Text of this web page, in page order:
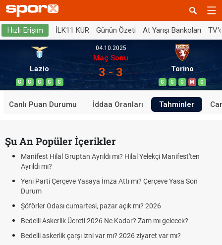
Hızlı Erişim İLK11 KUR Günün Özeti At Yarışı Bankoları
Lazio
G G G G G
04.10.2025
Maç Sonu
3 - 3 Torino
G G G M G
Canlı Puan Durumu İddaa Oranları Tahminler
Şu An Popüler İçerikler
Manifest Hilal Gruptan Ayrıldı mı? Hilal Yelekçi Manifest'ten
Ayrıldı mı?
Yeni Parti Çerçeve Yasaya İmza Attı mı? Çerçeve Yasa Son
Durum
Şöförler Odası cumartesi, pazar açık mı? 2026
Bedelli Askerlik Ücreti 2026 Ne Kadar? Zam mı gelecek?
Bedelli askerlik çarşı izni var mı? 2026 ziyaret var mı?